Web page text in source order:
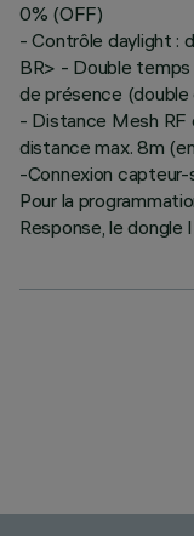
0% (OFF)
- Contrôle daylight :
BR> - Double
de présence
- Distance Mesh RF
distance max. 8m
-Connexion
Pour la
Response, le